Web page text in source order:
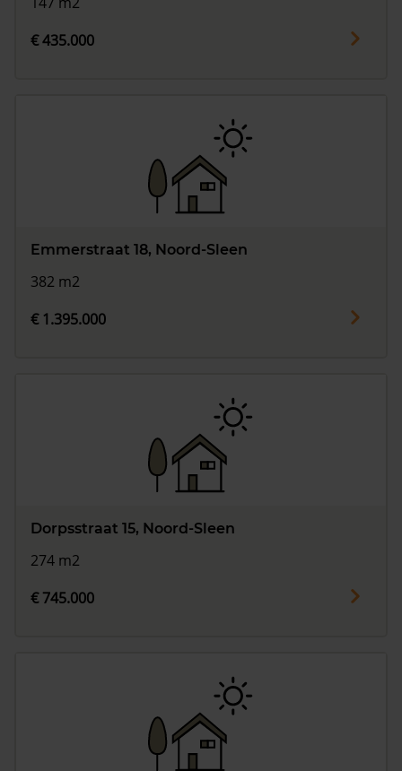
€ 435.000
Emmerstraat 18, Noord-Sleen
382 m2
€ 1.395.000
Dorpsstraat 15, Noord-Sleen
274 m2
€ 745.000